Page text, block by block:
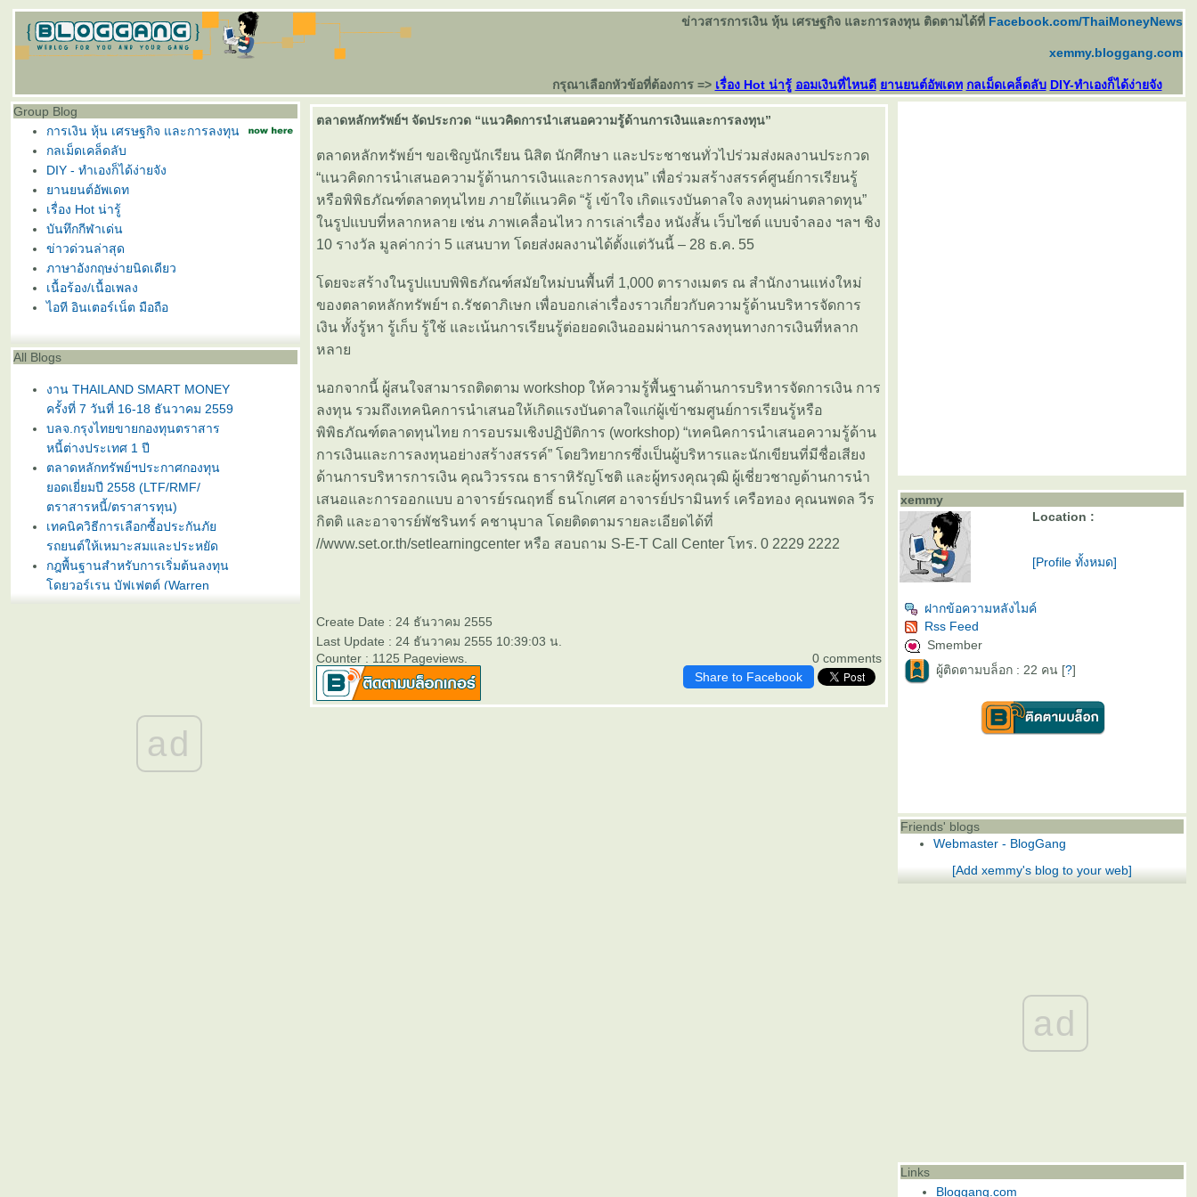
ข่าวสารการเงิน หุ้น เศรษฐกิจ และการลงทุน ติดตามได้ที่ Facebook.com/ThaiMoneyNews
xemmy.bloggang.com
กรุณาเลือกหัวข้อที่ต้องการ => เรื่อง Hot น่ารู้ ออมเงินที่ไหนดี านยนต์อัพเดท กลเม็ดเคล็ดลับ DIY-ทำเองก็ได้ง่ายจัง
Group Blog
การเงิน หุ้น เศรษฐกิจ และการลงทุน
กลเม็ดเคล็ดลับ
DIY - ทำเองก็ได้ง่ายจัง
านยนต์อัพเดท
เรื่อง Hot น่ารู้
บันทึกกีฬาเด่น
ข่าวด่วนล่าสุด
ภาษาอังกฤษง่ายนิดเดียว
เนื้อร้อง/เนื้อเพลง
ไอที อินเตอร์เน็ต มือถือ
All Blogs
งาน THAILAND SMART MONEY
ครั้งที่ 7 วันที่ 16-18 ธันวาคม 2559
บลจ.กรุงไทยขายกองทุนตราสาร
หนี้ต่างประเทศ 1 ปี
ตลาดหลักทรัพย์ฯประกาศกองทุน
อดเยี่ยมปี 2558 (LTF/RMF/
ตราสารหนี้/ตราสารทุน)
เทคนิควิธีการเลือกซื้อประกันภั
รถยนต์ให้เหมาะสมและประหยัด
กฎพื้นฐานสำหรับการเริ่มต้นลงทุน
ดยวอร์เรน บัฟเฟตต์ (Warren
ดอกเบี้ยสูง 3% ต่อปี
บลจ. ทิสโก้ เปิดเสนอขาย “กองทุน
เปิด ทิสโก้ เจแปน อิควิตี้ ทริกเกอร์
8% #2” วันที่ 2- 9 ม.ค. 2557
ad
ตลาดหลักทรัพย์ฯ จัดประกวด “แนวคิดการนำเสนอความรู้ด้านการเงินและการลงทุน”
ตลาดหลักทรัพย์ฯ ขอเชิญนักเรียน นิสิต นักศึกษา และประชาชนทั่วไปร่วมส่งผลงานประกวด
“แนวคิดการนำเสนอความรู้ด้านการเงินและการลงทุน” เพื่อร่วมสร้างสรรค์ศูนย์การเรียนรู้
หรือพิพิธภัณฑ์ตลาดทุนไทย ภายใต้แนวคิด “รู้ เข้าใจ เกิดแรงบันดาลใจ ลงทุนผ่านตลาดทุน”
นรูปแบบที่หลากหลาย เช่น ภาพเคลื่อนไหว การเล่าเรื่อง หนังสั้น เว็บไซต์ แบบจำลอง ฯลฯ ชิง
10 รางวัล มูลค่ากว่า 5 แสนบาท โดยส่งผลงานได้ตั้งแต่วันนี้ – 28 ธ.ค. 55
ดยจะสร้างในรูปแบบพิพิธภัณฑ์สมัยใหม่บนพื้นที่ 1,000 ตารางเมตร ณ สำนักงานแห่งใหม่
ของตลาดหลักทรัพย์ฯ ถ.รัชดาภิเษก เพื่อบอกเล่าเรื่องราวเกี่ยวกับความรู้ด้านบริหารจัดการ
เงิน ทั้งรู้หา รู้เก็บ รู้ใช้ และเน้นการเรียนรู้ต่อยอดเงินออมผ่านการลงทุนทางการเงินที่หลาก
หลา
นอกจากนี้ ผู้สนใจสามารถติดตาม workshop ให้ความรู้พื้นฐานด้านการบริหารจัดการเงิน การ
ลงทุน รวมถึงเทคนิคการนำเสนอให้เกิดแรงบันดาลใจแก่ผู้เข้าชมศูนย์การเรียนรู้หรือ
พิพิธภัณฑ์ตลาดทุนไทย การอบรมเชิงปฏิบัติการ (workshop) “เทคนิคการนำเสนอความรู้ด้าน
การเงินและการลงทุนอย่างสร้างสรรค์” โดยวิทยากรซึ่งเป็นผู้บริหารและนักเขียนที่มีชื่อเสียง
ด้านการบริหารการเงิน คุณวิวรรณ ธาราหิรัญโชติ และผู้ทรงคุณวุฒิ ผู้เชี่ยวชาญด้านการนำ
เสนอและการออกแบบ อาจารย์รณฤทธิ์ ธนโกเศศ อาจารย์ปรามินทร์ เครือทอง คุณนพดล วีร
กิตติ และอาจารย์พัชรินทร์ คชานุบาล โดยติดตามรายละเอียดได้ที่
//www.set.or.th/setlearningcenter หรือ สอบถาม S-E-T Call Center โทร. 0 2229 2222
Create Date : 24 ธันวาคม 2555
Last Update : 24 ธันวาคม 2555 10:39:03 น.
0 comments
Counter : 1125 Pageviews.
Share to Facebook
xemmy
Location :
[Profile ทั้งหมด]
ฝากข้อความหลังไมค์
Rss Feed
Smember
ผู้ติดตามบล็อก : 22 คน [?]
Friends' blogs
Webmaster - BlogGang
[Add xemmy's blog to your web]
ad
Links
Bloggang.com